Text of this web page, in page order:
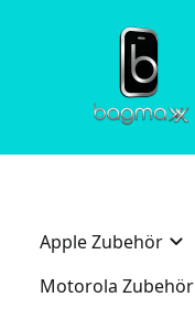
Apple Zubehör
Motorola Zubehör